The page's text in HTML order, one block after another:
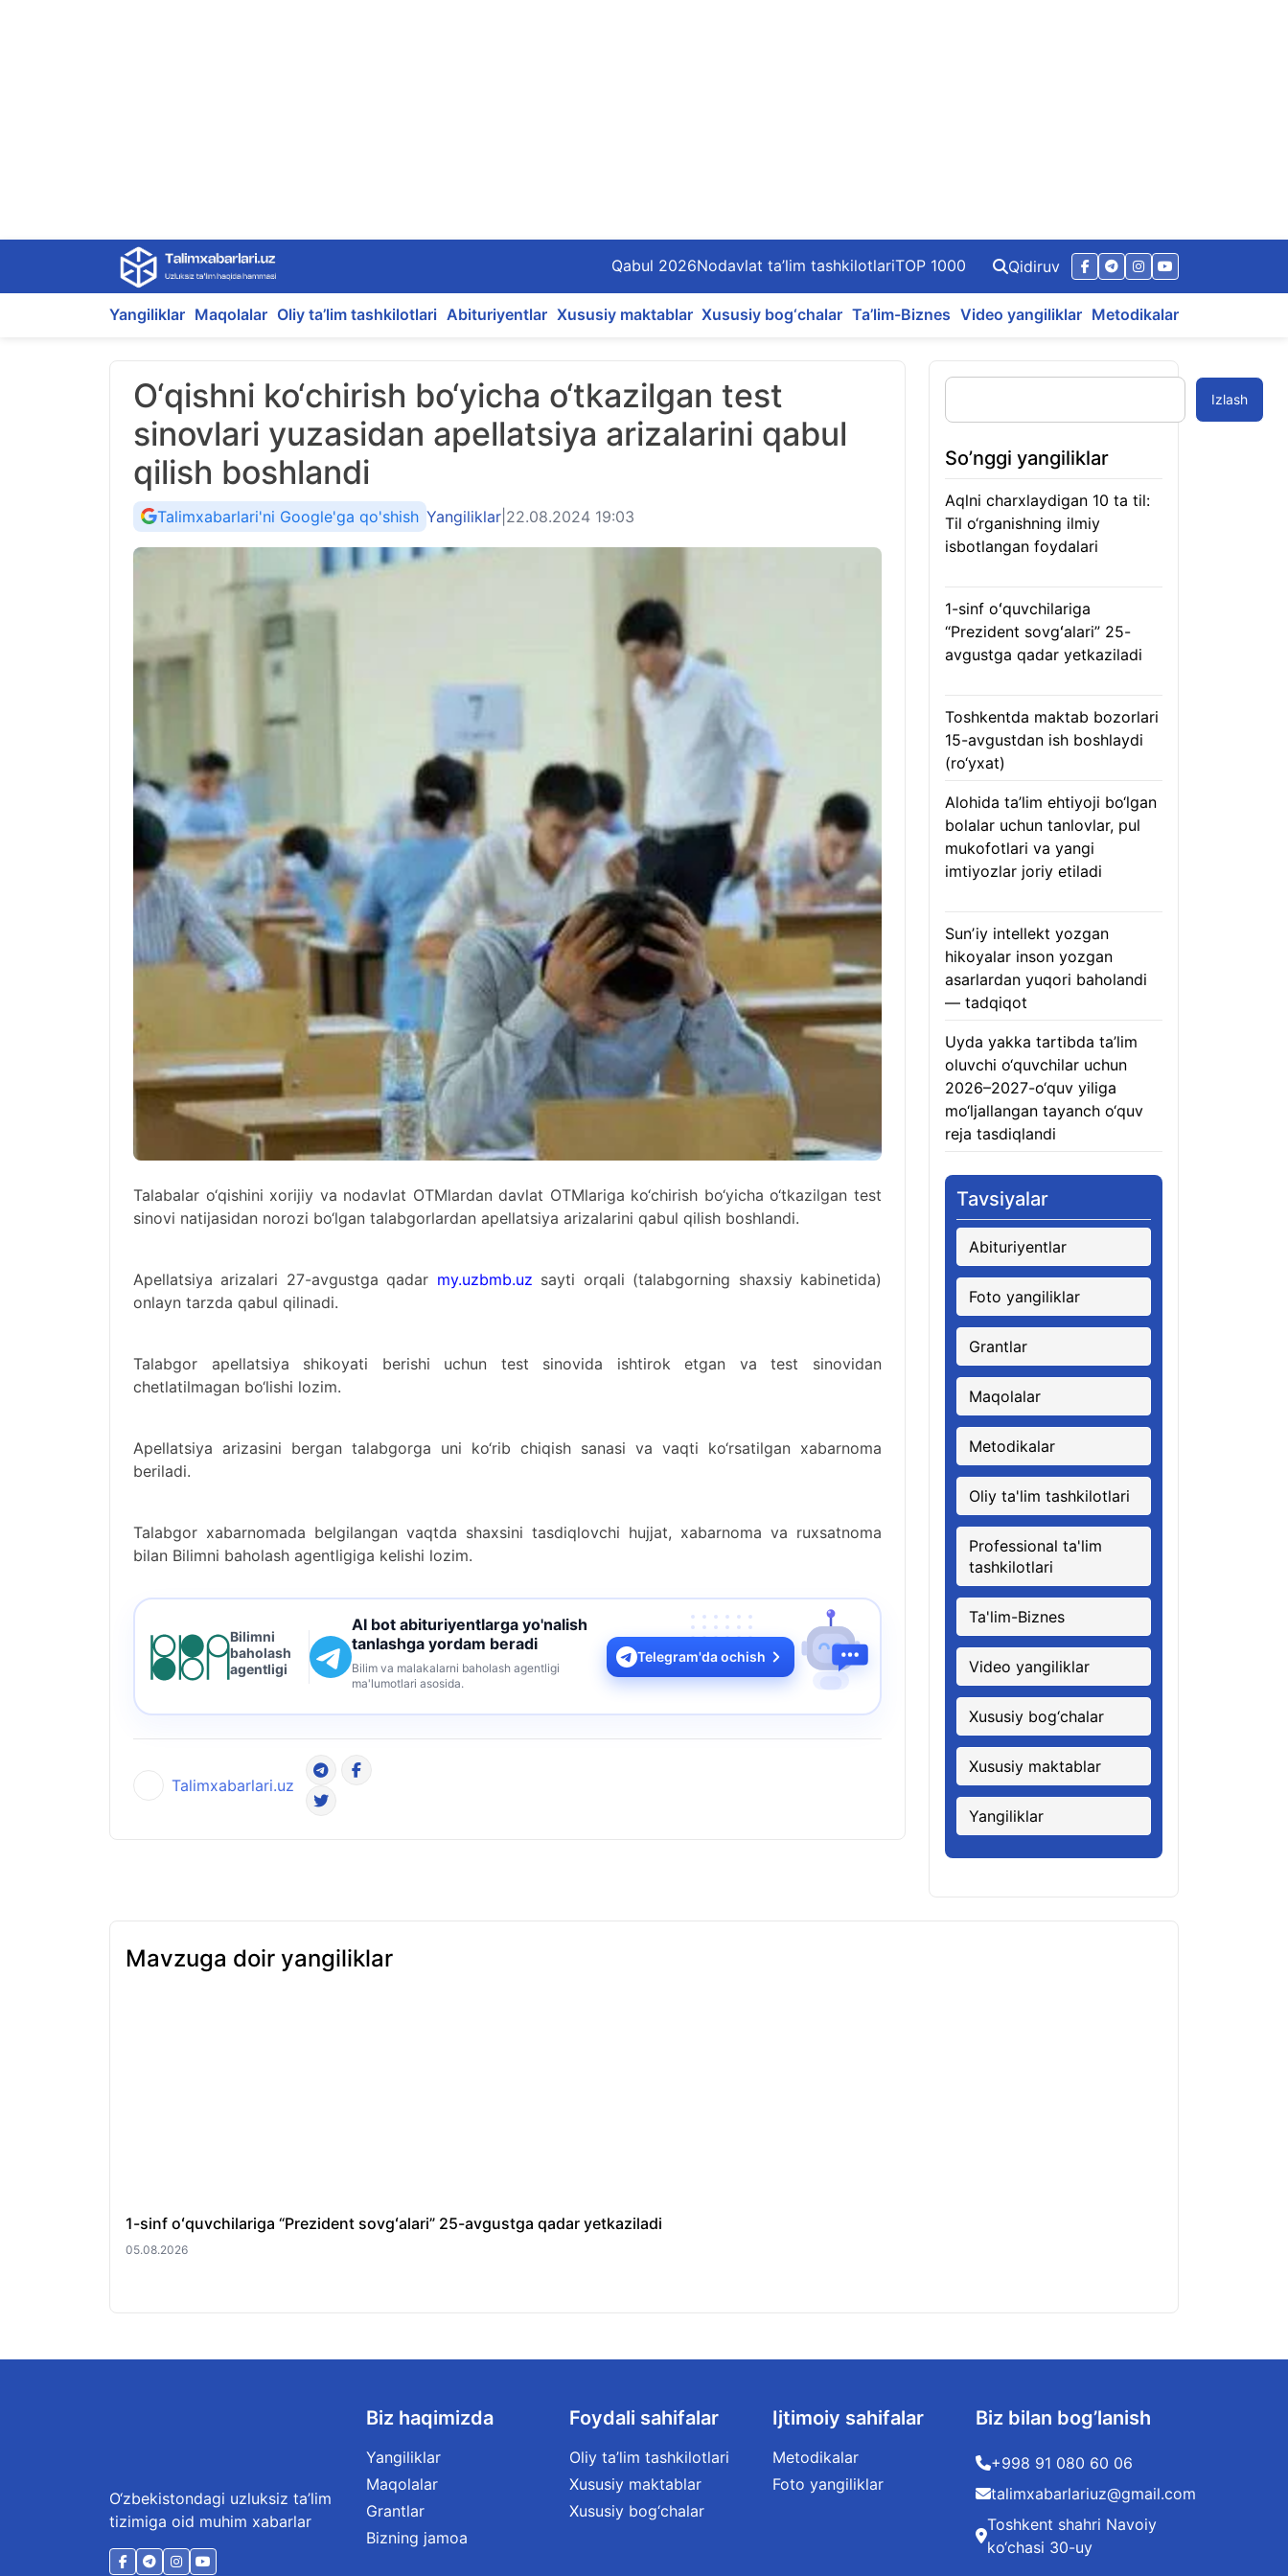
content
Qabul 2026Nodavlat ta’lim tashkilotlariTOP 1000 Qidiruv
Yangiliklar Maqolalar Oliy ta’lim tashkilotlari Abituriyentlar Xususiy maktablar Xususiy bog‘chalar Ta’lim-Biznes Video yangiliklar Metodikalar
O‘qishni ko‘chirish bo‘yicha o‘tkazilgan test
sinovlari yuzasidan apellatsiya arizalarini qabul
qilish boshlandi
Talimxabarlari'ni Google'ga qo'shish Yangiliklar 22.08.2024 19:03
Talabalar o‘qishini xorijiy va nodavlat OTMlardan davlat OTMlariga ko‘chirish bo‘yicha o‘tkazilgan test
sinovi natijasidan norozi bo‘lgan talabgorlardan apellatsiya arizalarini qabul qilish boshlandi.
Apellatsiya arizalari 27-avgustga qadar my.uzbmb.uz sayti orqali (talabgorning shaxsiy kabinetida)
onlayn tarzda qabul qilinadi.
Talabgor apellatsiya shikoyati berishi uchun test sinovida ishtirok etgan va test sinovidan
chetlatilmagan bo‘lishi lozim.
Apellatsiya arizasini bergan talabgorga uni ko‘rib chiqish sanasi va vaqti ko‘rsatilgan xabarnoma
beriladi.
Talabgor xabarnomada belgilangan vaqtda shaxsini tasdiqlovchi hujjat, xabarnoma va ruxsatnoma
bilan Bilimni baholash agentligiga kelishi lozim.
Bilimni
baholash
agentligi
AI bot abituriyentlarga yo'nalish
tanlashga yordam beradi
Bilim va malakalarni baholash agentligi
ma'lumotlari asosida.
Telegram'da ochish
Talimxabarlari.uz
Izlash
So’nggi yangiliklar
Aqlni charxlaydigan 10 ta til:
Til o‘rganishning ilmiy
isbotlangan foydalari
1-sinf oʻquvchilariga
“Prezident sovgʻalari” 25-
avgustga qadar yetkaziladi
Toshkentda maktab bozorlari
15-avgustdan ish boshlaydi
(ro‘yxat)
Alohida ta’lim ehtiyoji bo‘lgan
bolalar uchun tanlovlar, pul
mukofotlari va yangi
imtiyozlar joriy etiladi
Sunʼiy intellekt yozgan
hikoyalar inson yozgan
asarlardan yuqori baholandi
— tadqiqot
Uyda yakka tartibda ta’lim
oluvchi o‘quvchilar uchun
2026–2027-o‘quv yiliga
mo‘ljallangan tayanch o‘quv
reja tasdiqlandi
Tavsiyalar
Abituriyentlar
Foto yangiliklar
Grantlar
Maqolalar
Metodikalar
Oliy ta'lim tashkilotlari
Professional ta'lim
tashkilotlari
Ta'lim-Biznes
Video yangiliklar
Xususiy bog‘chalar
Xususiy maktablar
Yangiliklar
Mavzuga doir yangiliklar
1-sinf oʻquvchilariga “Prezident sovgʻalari” 25-avgustga qadar yetkaziladi
05.08.2026
O‘zbekistondagi uzluksiz ta’lim
tizimiga oid muhim xabarlar
Biz haqimizda
Yangiliklar
Maqolalar
Grantlar
Bizning jamoa
Foydali sahifalar
Oliy ta’lim tashkilotlari
Xususiy maktablar
Xususiy bog‘chalar
Ijtimoiy sahifalar
Metodikalar
Foto yangiliklar
Biz bilan bog’lanish
+998 91 080 60 06
talimxabarlariuz@gmail.com
Toshkent shahri Navoiy
ko‘chasi 30-uy